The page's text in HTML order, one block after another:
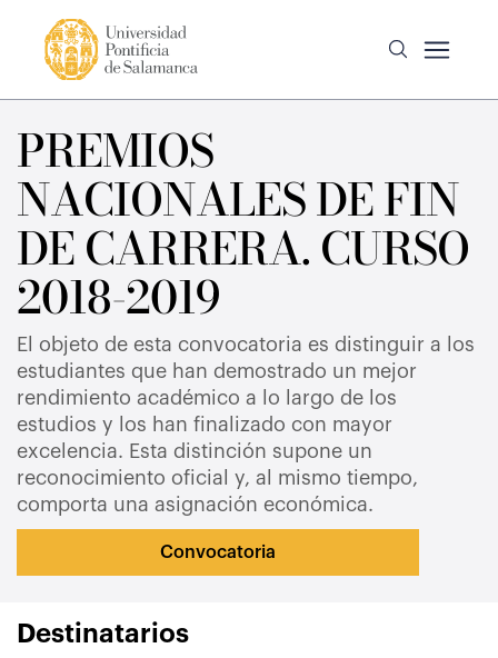
PREMIOS
NACIONALES DE FIN
DE CARRERA. CURSO
2018-2019
El objeto de esta convocatoria es distinguir a los
estudiantes que han demostrado un mejor
rendimiento académico a lo largo de los
estudios y los han finalizado con mayor
excelencia. Esta distinción supone un
reconocimiento oficial y, al mismo tiempo,
comporta una asignación económica.
Convocatoria
Destinatarios